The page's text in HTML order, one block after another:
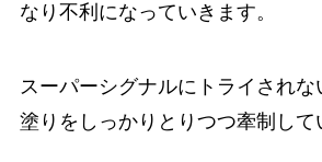
なり不利になっていきます。
スーパーシグナルにトライされ
塗りをしっかりとりつつ牽制して